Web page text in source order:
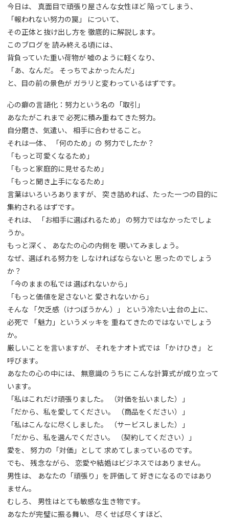
今日は、 真面目で頑張り屋さんな女性ほど 陥ってしまう、
「報われない努力の罠」 について、
その正体と抜け出し方を 徹底的に解説します。
このブログを 読み終える頃には、
背負っていた重い荷物が 嘘のように軽くなり、
「あ、なんだ。 そっちでよかったんだ」
と、目の前の景色が ガラリと変わっているはずです。
心の癖の言語化：努力という名の「取引」
あなたがこれまで 必死に積み重ねてきた努力。
自分磨き、気遣い、 相手に合わせること。
それは一体、 「何のため」の 努力でしたか？
「もっと可愛くなるため」
「もっと家庭的に見せるため」
「もっと聞き上手になるため」
言葉はいろいろありますが、 突き詰めれば、たった一つの目的に
集約されるはずです。
それは、 「お相手に選ばれるため」 の努力ではなかったでしょ
うか。
もっと深く、 あなたの心の内側を 覗いてみましょう。
なぜ、選ばれる努力を しなければならないと 思ったのでしょう
か？
「今のままの私では 選ばれないから」
「もっと価値を足さないと 愛されないから」
そんな 「欠乏感（けつぼうかん）」 という冷たい土台の上に、
必死で 「魅力」というメッキを 重ねてきたのではないでしょう
か。
厳しいことを言いますが、 それをナオト式では 「かけひき」 と
呼びます。
あなたの心の中には、 無意識のうちに こんな計算式が成り立って
います。
「私はこれだけ頑張りました。 （対価を払いました）」
「だから、私を愛してください。 （商品をください）」
「私はこんなに尽くしました。 （サービスしました）」
「だから、私を選んでください。 （契約してください）」
愛を、 努力の「対価」として 求めてしまっているのです。
でも、 残念ながら、 恋愛や結婚はビジネスではありません。
男性は、 あなたの「頑張り」を評価して 好きになるのではあり
ません。
むしろ、 男性はとても敏感な生き物です。
あなたが完璧に振る舞い、 尽くせば尽くすほど、